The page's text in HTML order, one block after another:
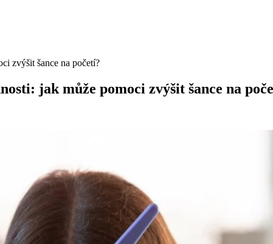
zvýšit šance na početí?
jak může pomoci zvýšit šance na